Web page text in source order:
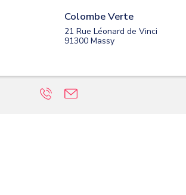
Colombe Verte
21 Rue Léonard de Vinci
91300 Massy